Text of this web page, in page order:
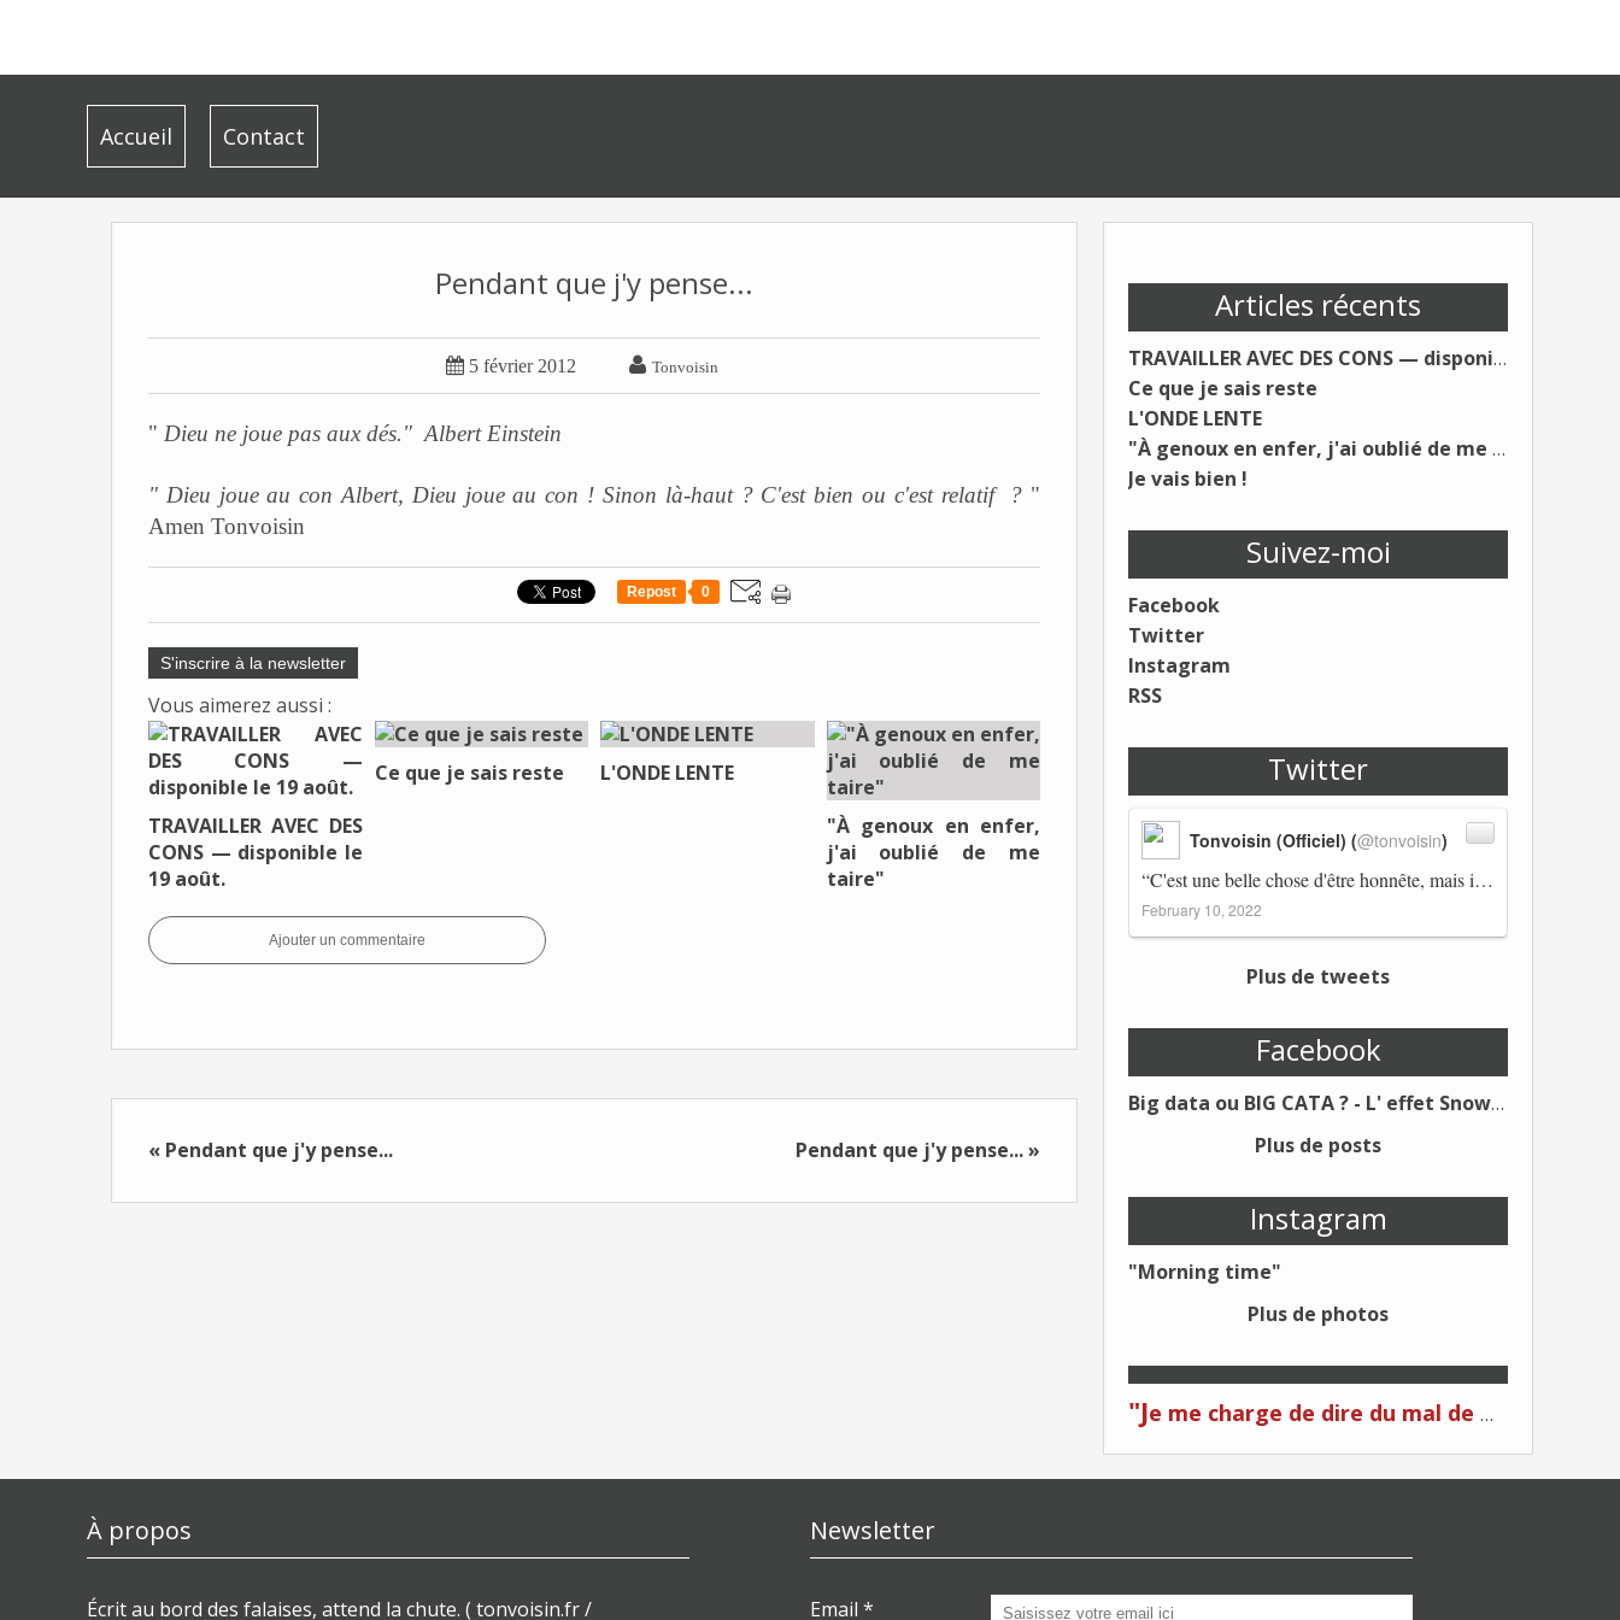
Accueil Contact
Articles récents
TRAVAILLER AVEC DES CONS — disponible le 19 août.
Ce que je sais reste
L'ONDE LENTE
"À genoux en enfer, j'ai oublié de me taire"
Je vais bien !
Suivez-moi
Facebook
Twitter
Instagram
RSS
Twitter
“C'est une belle chose d'être honnête, mais il est également important d'avoir raison.” Winston Churchill Réplico…
Tonvoisin (Officiel) (@tonvoisin)
February 10, 2022
Plus de tweets
Facebook
Big data ou BIG CATA ? - L' effet Snowden - Editions Kawa - Un Éditeur différent !
Plus de posts
Instagram
"Morning time"
Plus de photos
"Je me charge de dire du mal de moi... Quand on me critique... C'est du plagiat ! "
Pendant que j'y pense...
 5 février 2012  Tonvoisin
" Dieu ne joue pas aux dés." Albert Einstein
" Dieu joue au con Albert, Dieu joue au con ! Sinon là-haut ? C'est bien ou c'est relatif ? "
Amen Tonvoisin
Repost 0
S'inscrire à la newsletter
Vous aimerez aussi :
TRAVAILLER AVEC DES
CONS — disponible le
19 août.
Ce que je sais reste
L'ONDE LENTE
"À genoux en enfer,
j'ai oublié de me
taire"
Ajouter un commentaire
« Pendant que j'y pense... Pendant que j'y pense... »
À propos
Écrit au bord des falaises, attend la chute. ( tonvoisin.fr /
Newsletter
Email